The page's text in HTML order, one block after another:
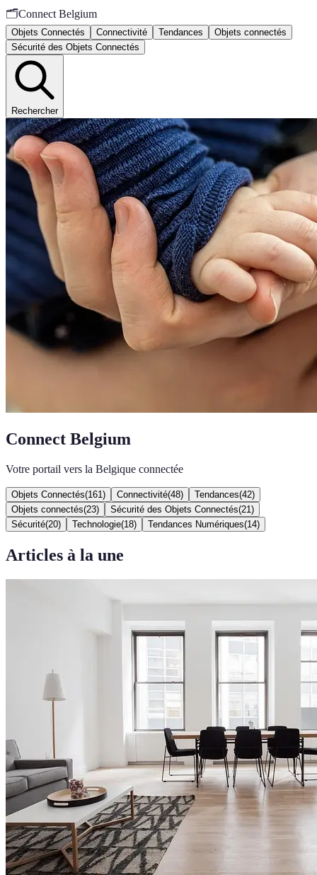
🗂️Connect Belgium
Objets Connectés Connectivité Tendances
Objets connectés
Sécurité des Objets Connectés
Rechercher
Connect Belgium
Votre portail vers la Belgique connectée
Objets Connectés(161 ) Connectivité(48) Tendances(42)
Objets connectés(23) Sécurité des Objets Connectés(21 )
Sécurité(20) Technologie(18) Tendances Numériques(14)
Articles à la une